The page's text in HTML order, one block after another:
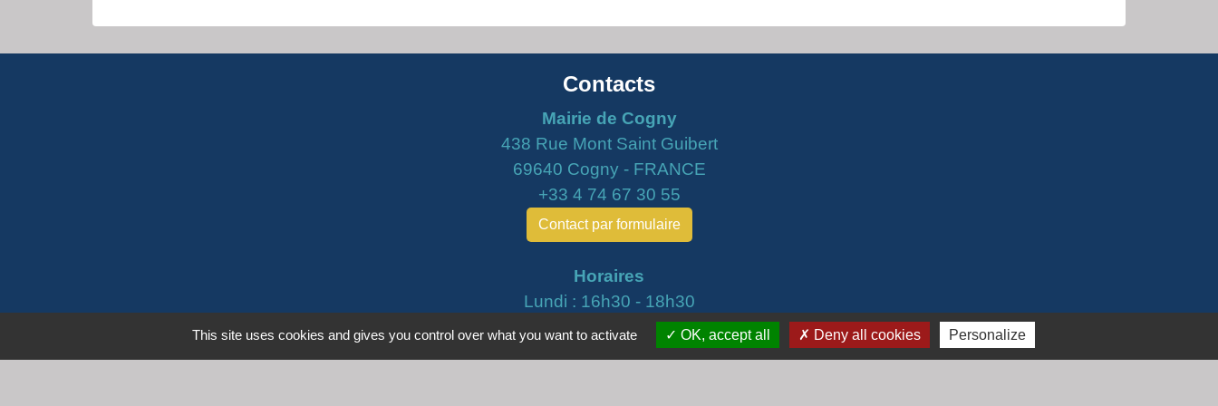
Contacts
Mairie de Cogny
438 Rue Mont Saint Guibert
69640 Cogny - FRANCE
+33 4 74 67 30 55
Contact par formulaire
Horaires
Lundi : 16h30 - 18h30
Mardi : 8h30 - 12h00
Mercredi : 9h00 - 12h00
This site uses cookies and gives you control over what you want to activate OK, accept all Deny all cookies Personalize